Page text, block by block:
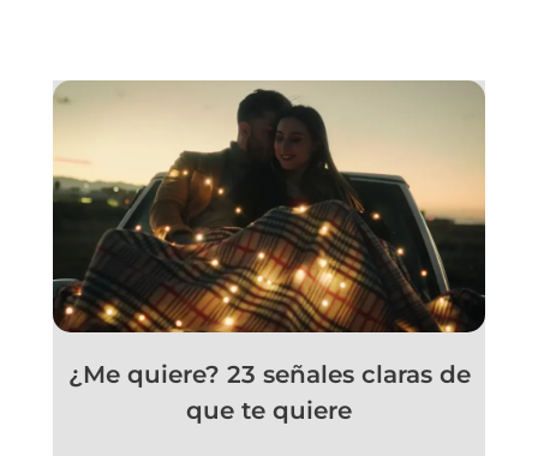
¿Me quiere? 23 señales claras de
que te quiere